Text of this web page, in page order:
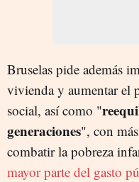
Bruselas pide además
vivienda y aumentar el
social, así como "
generaciones", con
combatir la pobreza
mayor parte del gasto